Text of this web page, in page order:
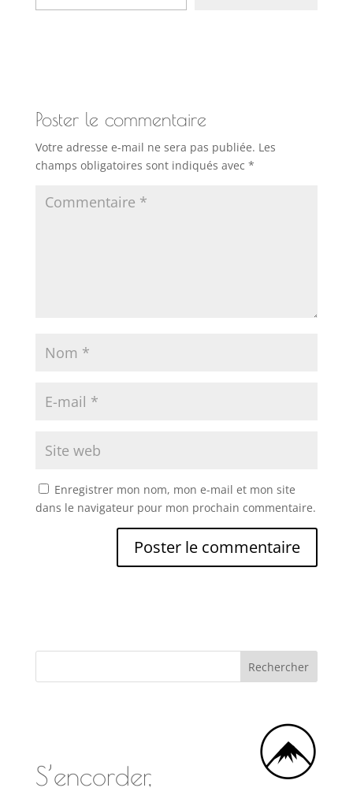
Poster le commentaire
Votre adresse e-mail ne sera pas publiée. Les
champs obligatoires sont indiqués avec *
Enregistrer mon nom, mon e-mail et mon site
dans le navigateur pour mon prochain commentaire.
S’encorder,